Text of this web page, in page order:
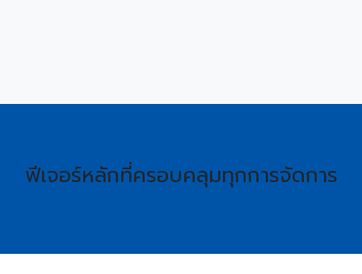
ฟีเจอร์หลักที่ครอบคลุมทุกการจัดการ